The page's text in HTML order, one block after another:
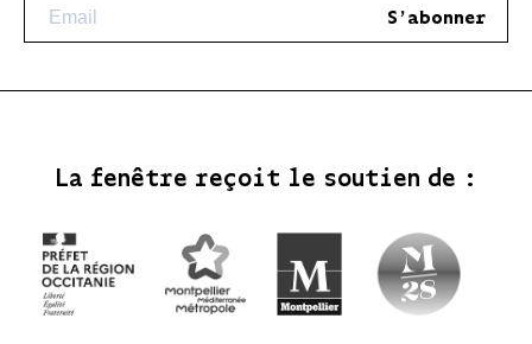
S'abonner
La fenêtre reçoit le soutien de :